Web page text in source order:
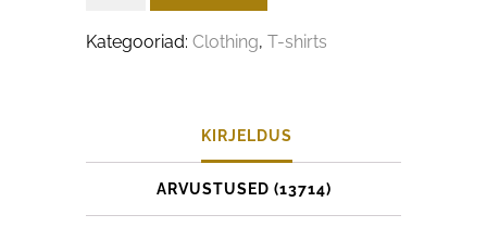
kogus
Kategooriad: Clothing, T-shirts
KIRJELDUS
ARVUSTUSED (13714)